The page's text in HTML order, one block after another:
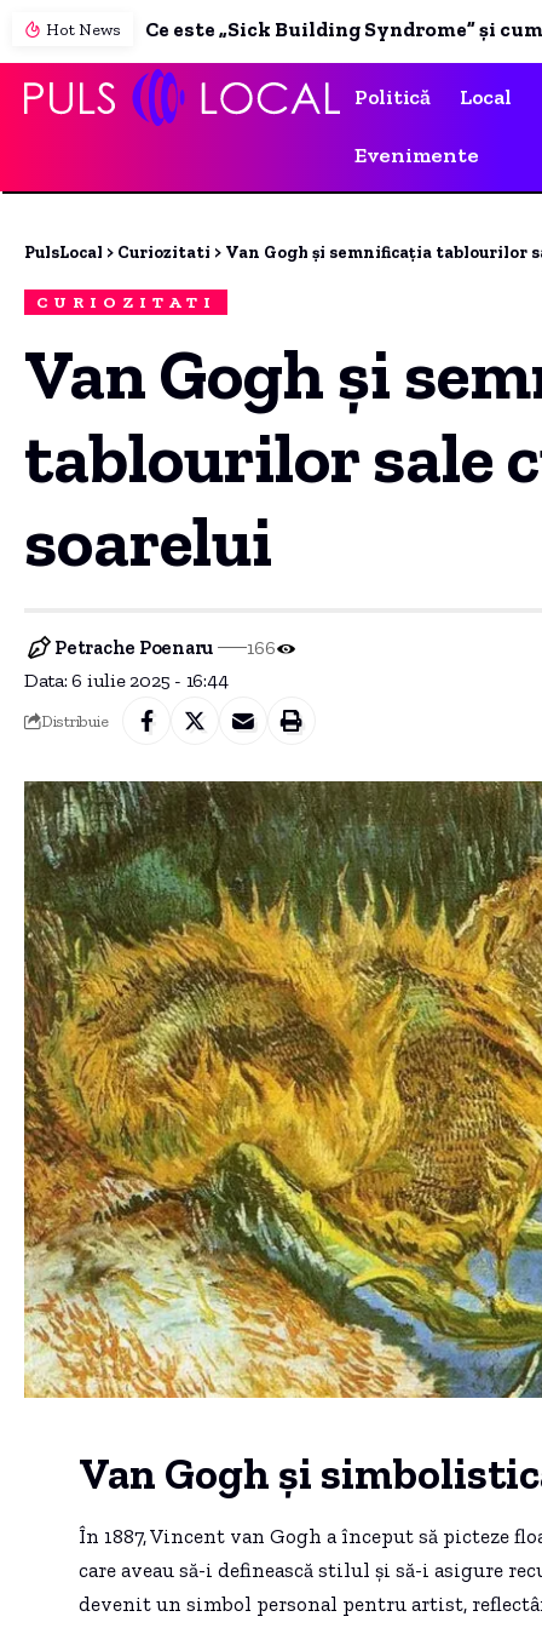
Hot News
Politică Local
Evenimente
PulsLocal > Curiozitati > Van Gogh și semnificația tablourilor
CURIOZITATI
Van Gogh și
tablourilor sale
soarelui
Data: 6 iulie 2025 - 16:44
Petrache Poenaru 166
Distribuie
Van Gogh și
În 1887, Vincent van Gogh a început să picteze
care aveau să-i definească stilul și să-i asigure
devenit un simbol personal pentru artist,